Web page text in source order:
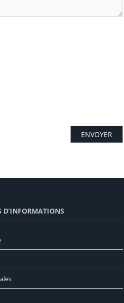
D’INFORMATIONS